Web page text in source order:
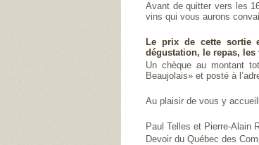
Avant de quitter vers les
vins qui vous aurons
Le prix de cette sortie
dégustation, le repas,
Un chèque au montant
Beaujolais» et posté à
Au plaisir de vous y
Paul Telles et Pierre-Alain
Devoir du Québec des